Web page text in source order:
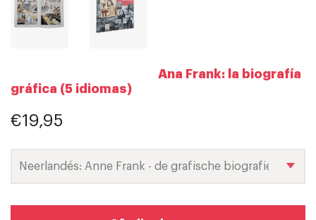
Ana Frank: la biografía
gráfica (5 idiomas)
€19,95